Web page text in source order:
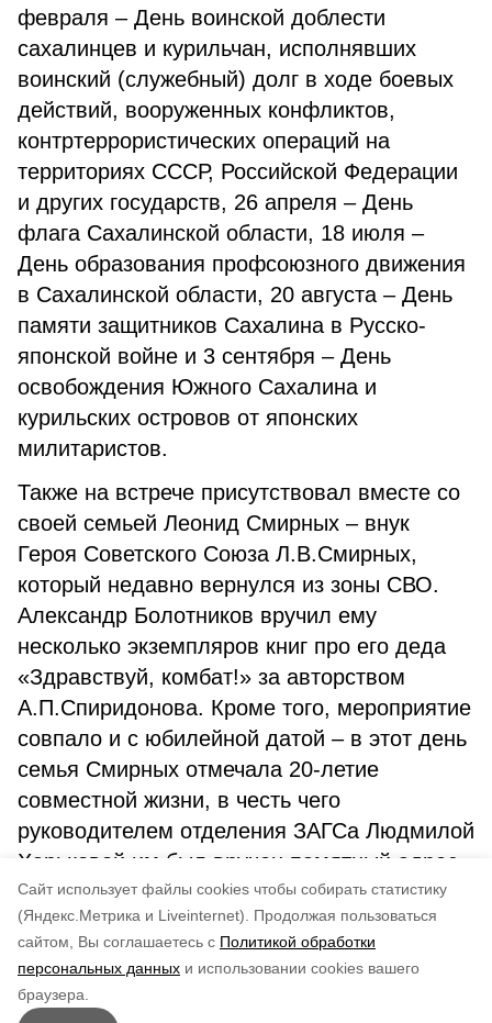
Cайт использует файлы cookies чтобы собирать статистику
(Яндекс.Метрика и Liveinternet).
Продолжая пользоваться
сайтом, Вы соглашаетесь с Политикой обработки
персональных данных и использовании cookies вашего
браузера.
февраля ­– День воинской доблести
сахалинцев и курильчан, исполнявших
воинский (служебный) долг в ходе боевых
действий, вооруженных конфликтов,
контртеррористических операций на
территориях СССР, Российской Федерации
и других государств, 26 апреля – День
флага Сахалинской области, 18 июля –
День образования профсоюзного движения
в Сахалинской области, 20 августа – День
памяти защитников Сахалина в Русско-
японской войне и 3 сентября – День
освобождения Южного Сахалина и
курильских островов от японских
милитаристов.
Также на встрече присутствовал вместе со
своей семьей Леонид Смирных – внук
Героя Советского Союза Л.В.Смирных,
который недавно вернулся из зоны СВО.
Александр Болотников вручил ему
несколько экземпляров книг про его деда
«Здравствуй, комбат!» за авторством
А.П.Спиридонова. Кроме того, мероприятие
совпало и с юбилейной датой – в этот день
семья Смирных отмечала 20-летие
совместной жизни, в честь чего
руководителем отделения ЗАГСа Людмилой
Харьковой им был вручен памятный адрес.
по оценке
5